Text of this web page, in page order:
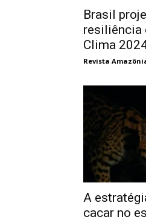
Brasil
resiliência
Clima
Revista
A
caçar no